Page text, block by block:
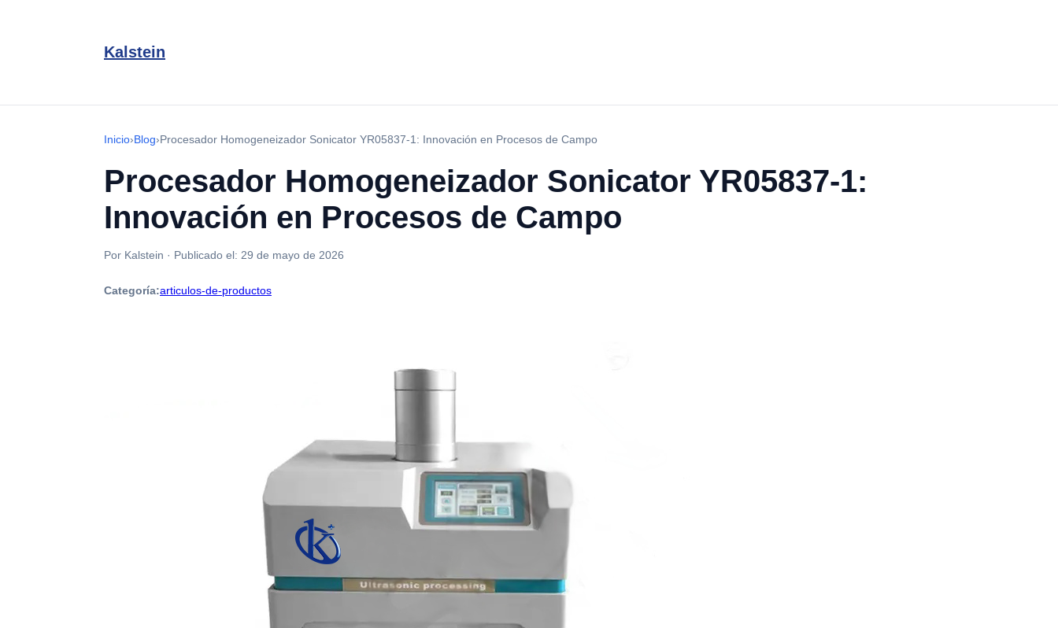
Kalstein
Inicio›Blog›Procesador Homogeneizador Sonicator YR05837-1: Innovación en Procesos de Campo
Procesador Homogeneizador Sonicator YR05837-1:
Innovación en Procesos de Campo
Por Kalstein · Publicado el: 29 de mayo de 2026
Categoría:articulos-de-productos